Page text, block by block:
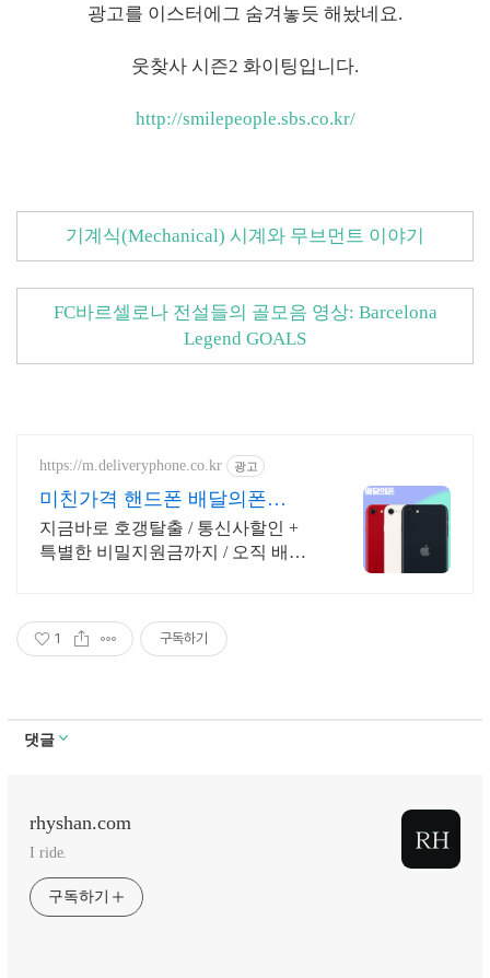
광고를 이스터에그 숨겨놓듯 해놨네요.
웃찾사 시즌2 화이팅입니다.
http://smilepeople.sbs.co.kr/
기계식(Mechanical) 시계와 무브먼트 이야기
FC바르셀로나 전설들의 골모음 영상: Barcelona
Legend GOALS
https://m.deliveryphone.co.kr 광고
미친가격 핸드폰 배달의폰
Secret 비밀지원금!
지금바로 호갱탈출 / 통신사할인 +
특별한 비밀지원금까지 / 오직 배달
1 구독하기
댓글
rhyshan.com
I ride.
구독하기